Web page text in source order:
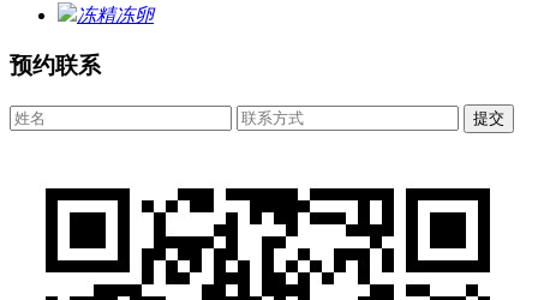
冻精冻卵
预约联系